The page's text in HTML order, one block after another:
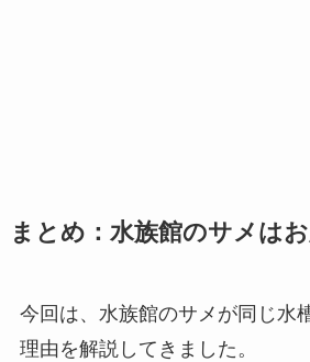
まとめ：水族館のサメは
今回は、水族館のサメが同じ水
理由を解説してきました。